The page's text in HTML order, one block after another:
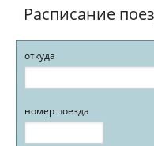
Расписание
откуда
номер поезда